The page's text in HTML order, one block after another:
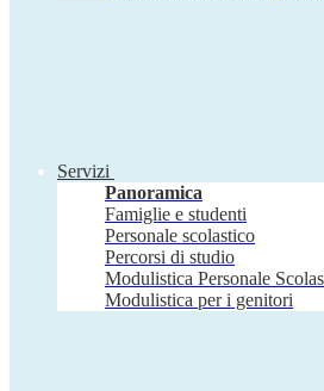
Servizi
Panoramica
Famiglie e studenti
Personale scolastico
Percorsi di studio
Modulistica Personale
Modulistica per i genitori